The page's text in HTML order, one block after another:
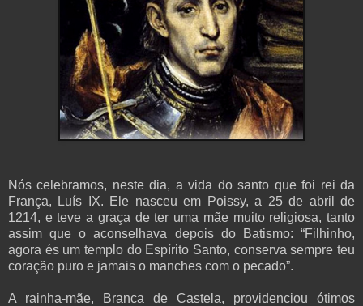
Nós celebramos, neste dia, a vida do santo que foi rei da
França, Luís IX. Ele nasceu em Poissy, a 25 de abril de
1214, e teve a graça de ter uma mãe muito religiosa, tanto
assim que o aconselhava depois do Batismo: “Filhinho,
agora és um templo do Espírito Santo, conserva sempre teu
coração puro e jamais o manches com o pecado”.
A rainha-mãe, Branca de Castela, providenciou ótimos